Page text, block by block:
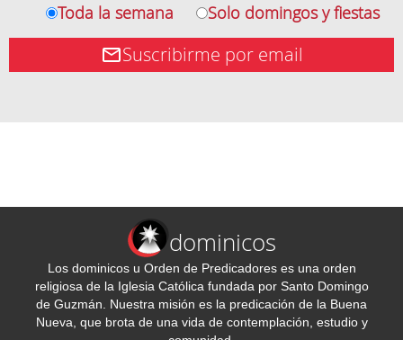
Toda la semana
Solo domingos y fiestas
Suscribirme por email
dominicos
Los dominicos u Orden de Predicadores es una orden
religiosa de la Iglesia Católica fundada por Santo Domingo
de Guzmán. Nuestra misión es la predicación de la Buena
Nueva, que brota de una vida de contemplación, estudio y